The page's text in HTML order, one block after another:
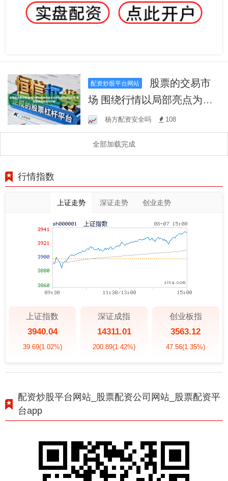
配资炒股平台网站
场 围绕行情以局部亮点为主
的阶段的交易阶段,偏好逆向
交易的账户群
杨方配资安全吗 108
全部加载完成
行情指数
上证走势 深证走势 创业走势
上证指数
3940.04
39.69(1.02%)
深证成指
14311.01
200.89(1.42%)
创业板指
3563.12
47.56(1.35%)
配资炒股平台网站_股票配资公司网站_股票配资平
台app